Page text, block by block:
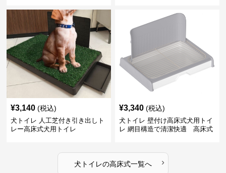
¥3,140 (税込)
犬トイレ 人工芝付き引き出しト
レー高床式犬用トイレ
¥3,340 (税込)
犬トイレ 壁付け高床式犬用トイ
レ 網目構造で清潔快適 高床式
犬トイレの高床式一覧へ ›